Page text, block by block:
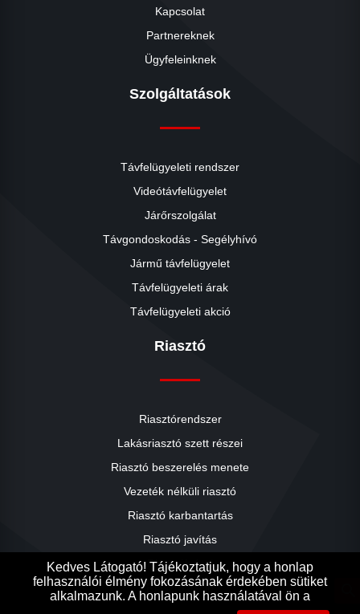
Kapcsolat
Partnereknek
Ügyfeleinknek
Szolgáltatások
Távfelügyeleti rendszer
Videótávfelügyelet
Járőrszolgálat
Távgondoskodás - Segélyhívó
Jármű távfelügyelet
Távfelügyeleti árak
Távfelügyeleti akció
Riasztó
Riasztórendszer
Lakásriasztó szett részei
Riasztó beszerelés menete
Vezeték nélküli riasztó
Riasztó karbantartás
Riasztó javítás
Riasztók árai
Riasztó akció
Kedves Látogató! Tájékoztatjuk, hogy a honlap
felhasználói élmény fokozásának érdekében sütiket
alkalmazunk. A honlapunk használatával ön a